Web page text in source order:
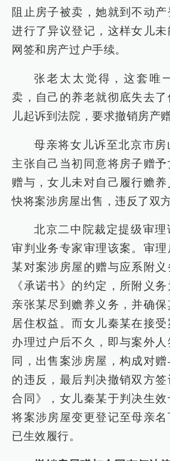
阻止房子被卖，她就到不动
进行了异议登记，这样女儿
网签和房产过户手续。
张老太太觉得，这套唯
卖，自己的养老就彻底失去
儿起诉到法院，要求撤销房产
母亲将女儿诉至北京市房
主张自己当初同意将房子赠
赠与，女儿未对自己履行赡
快将案涉房屋出售，违反了双
北京二中院裁定提级审理
审判业务专家审理该案。审
某对案涉房屋的赠与应系附
《承诺书》的约定，所附义
亲张某尽到赡养义务，并确
居住权益。而女儿秦某在接
办理过户后不久，即与案外
同，出售案涉房屋，构成对
的违反，最后判决撤销双方
合同》，女儿秦某于判决生
将案涉房屋变更登记至母亲
已生效履行。